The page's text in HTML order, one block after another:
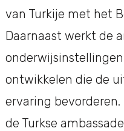
van Turkije met het
Daarnaast werkt de
ontwikkelen die de
ervaring
de Turkse